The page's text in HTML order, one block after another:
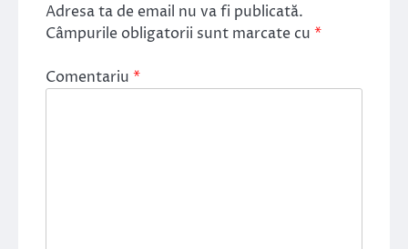
Adresa ta de email nu va fi publicată.
Câmpurile obligatorii sunt marcate cu *
Comentariu *